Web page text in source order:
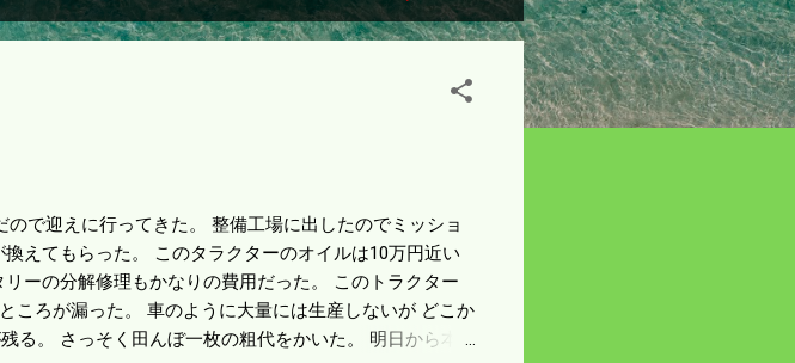
で迎えに行ってきた。 整備工場に出したのでミッショ
えてもらった。 このタラクターのオイルは10万円近い
ーの分解修理もかなりの費用だった。 このトラクター
ころが漏った。 車のように大量には生産しないが どこか
る。 さっそく田んぼ一枚の粗代をかいた。 明日から本